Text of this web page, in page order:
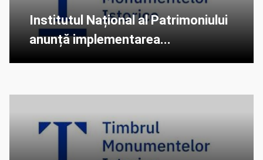
Institutul Național al Patrimoniului
anunță implementarea...